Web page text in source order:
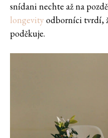
snídani nechte až na
longevityodborníci tvrdí,
poděkuje.